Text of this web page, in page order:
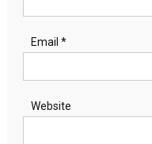
Email *
Website